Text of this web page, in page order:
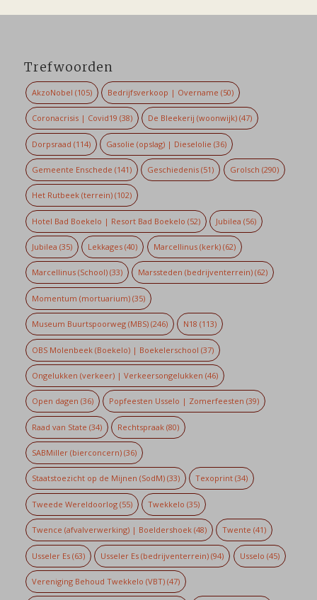
Trefwoorden
AkzoNobel (105) Bedrijfsverkoop | Overname (50)
Coronacrisis | Covid19 (38) De Bleekerij (woonwijk) (47)
Dorpsraad (114) Gasolie (opslag) | Dieselolie (36)
Gemeente Enschede (141) Geschiedenis (51) Grolsch (290)
Het Rutbeek (terrein)(102)
Hotel Bad Boekelo | Resort Bad Boekelo (52) Jubilea (56)
Jubilea (35) Lekkages (40) Marcellinus (kerk)(62)
Marcellinus (School)(33) Marssteden (bedrijventerrein) (62)
Momentum (mortuarium)(35)
Museum Buurtspoorweg (MBS)(246) N18 (113)
OBS Molenbeek (Boekelo) | Boekelerschool (37)
Ongelukken (verkeer) | Verkeersongelukken (46)
Open dagen (36) Popfeesten Usselo | Zomerfeesten (39)
Raad van State (34) Rechtspraak (80)
SABMiller (bierconcern)(36)
Staatstoezicht op de Mijnen (SodM)(33) Texoprint (34)
Tweede Wereldoorlog(55) Twekkelo (35)
Twence (afvalverwerking) | Boeldershoek(48) Twente (41)
Usseler Es(63) Usseler Es (bedrijventerrein) (94) Usselo (45)
Vereniging Behoud Twekkelo (VBT)(47)